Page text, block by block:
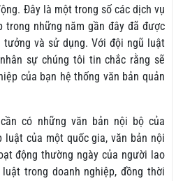
Đây là một trong số các dịch vụ
trong những năm gần đây đã được
và sử dụng. Với đội ngũ luật
sự chúng tôi tin chắc rằng sẽ
của bạn hệ thống văn bản quản
có những văn bản nội bộ của
luật của một quốc gia, văn bản nội
động thường ngày của người lao
trong doanh nghiệp, đồng thời